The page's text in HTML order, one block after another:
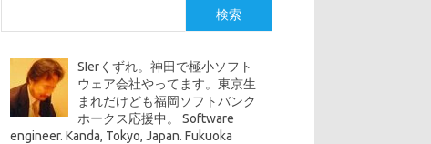
検索
SIerくずれ。神田で極小ソフト
ウェア会社やってます。東京生
まれだけども福岡ソフトバンク
ホークス応援中。 Software
engineer. Kanda, Tokyo, Japan. Fukuoka